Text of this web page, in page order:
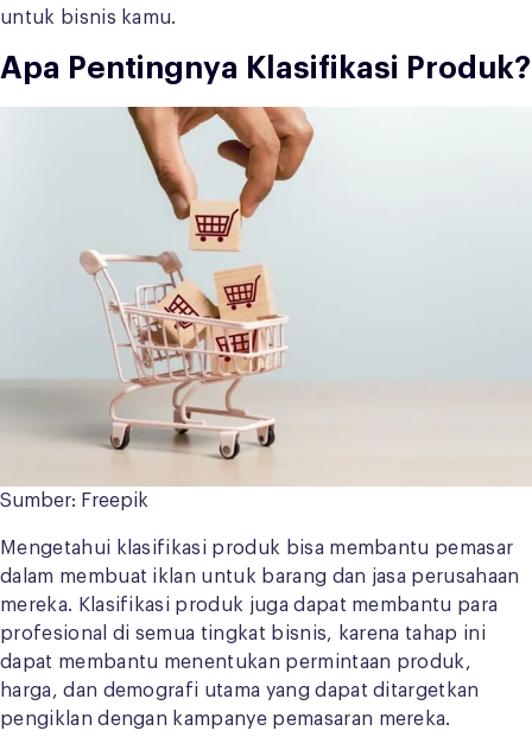
untuk bisnis kamu.
Apa Pentingnya Klasifikasi Produk?
Sumber: Freepik
Mengetahui klasifikasi produk bisa membantu pemasar
dalam membuat iklan untuk barang dan jasa perusahaan
mereka. Klasifikasi produk juga dapat membantu para
profesional di semua tingkat bisnis, karena tahap ini
dapat membantu menentukan permintaan produk,
harga, dan demografi utama yang dapat ditargetkan
pengiklan dengan kampanye pemasaran mereka.